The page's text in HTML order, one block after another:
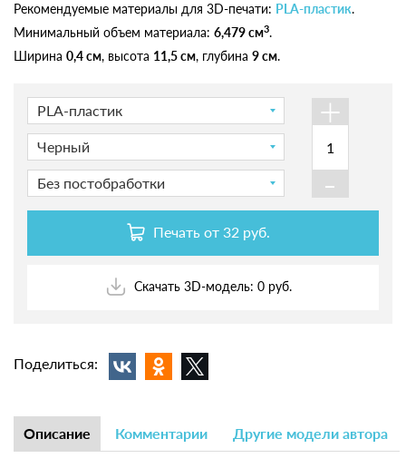
Рекомендуемые материалы для 3D-печати: PLA-пластик.
Минимальный объем материала: 6,479 см3.
Ширина 0,4 см, высота 11,5 см, глубина 9 см.
PLA-пластик
Черный
Без постобработки
+
-
Печать от 32 руб.
Скачать 3D-модель: 0 руб.
Поделиться:
Описание Комментарии Другие модели автора